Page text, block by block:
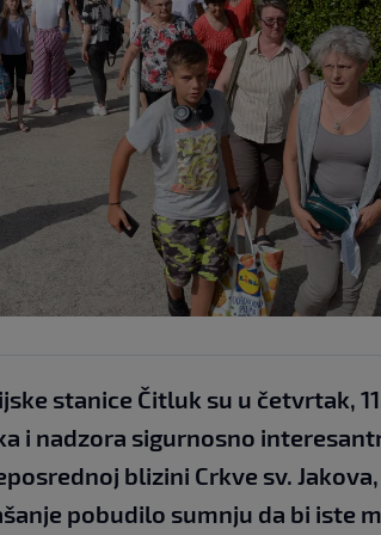
stanice Čitluk su u četvrtak,
i nadzora sigurnosno
blizini Crkve sv.
pobudilo sumnju da bi iste